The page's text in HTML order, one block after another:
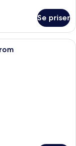
Se priser
topp kvalitet, safe på